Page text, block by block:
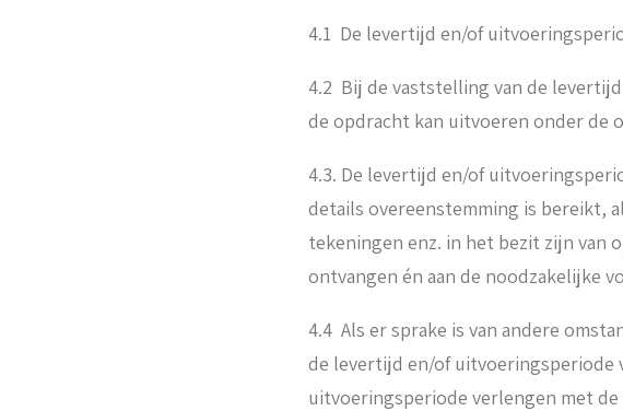
4.1 De levertijd en/of
4.2 Bij de vaststelling van de
de opdracht kan uitvoeren onder de
4.3. De levertijd en/of
details overeenstemming is bereikt,
tekeningen enz. in het bezit zijn van
ontvangen én aan de noodzakelijke
4.4 Als er sprake is van andere
de levertijd en/of uitvoeringsperiode
uitvoeringsperiode verlengen met